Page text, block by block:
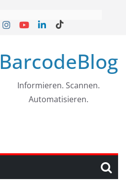
BarcodeBlog
Informieren. Scannen.
Automatisieren.